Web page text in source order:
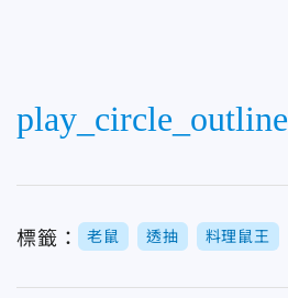
play_circle_outline
標籤： 老鼠 透抽 料理鼠王